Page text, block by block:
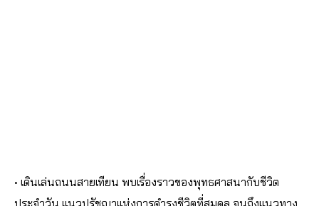
• เดินเล่นถนนสายเทียน พบเรื่องราวของพุทธศาสนากับชีวิต
ประจำวัน แนวปรัชญาแห่งการดำรงชีวิตที่สมดุล จนถึงแนวทาง